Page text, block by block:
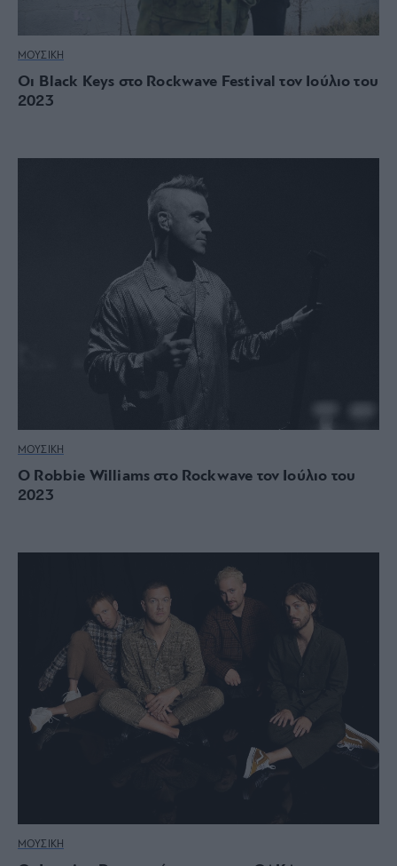
ΜΟΥΣΙΚΗ
Οι Black Keys στο Rockwave Festival τον Ιούλιο του
2023
ΜΟΥΣΙΚΗ
O Robbie Williams στο Rockwave τον Ιούλιο του
2023
ΜΟΥΣΙΚΗ